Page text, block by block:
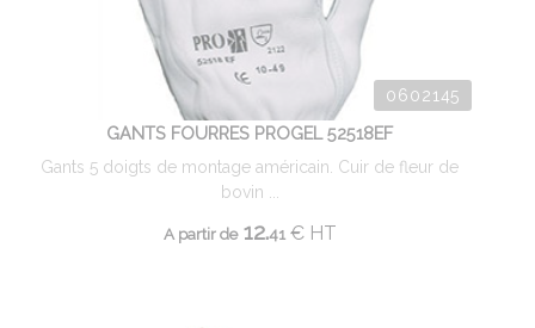
0602145
GANTS FOURRES PROGEL 52518EF
Gants 5 doigts de montage américain. Cuir de fleur de
bovin ...
A partir de12.41 €HT